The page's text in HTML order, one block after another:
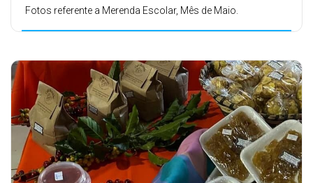
Fotos referente a Merenda Escolar, Mês de Maio.